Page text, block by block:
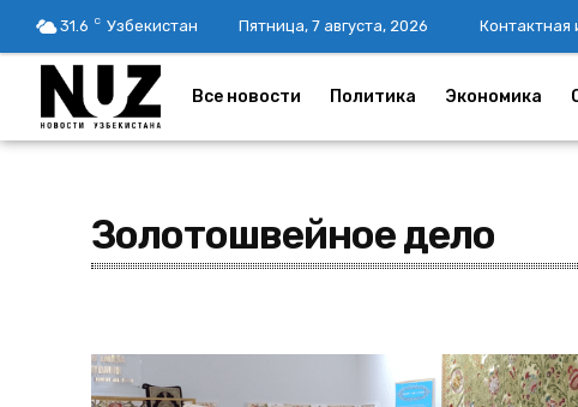
31.6 C Узбекистан Пятница, 7 августа, 2026 Контактная
Все новости Политика Экономика
Золотошвейное дело